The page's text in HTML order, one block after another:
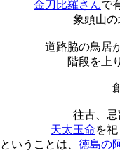
金刀比羅さんで
象頭山の
道路脇の鳥居
階段を上
往古、忌
天太玉命を
ということは、 徳島の